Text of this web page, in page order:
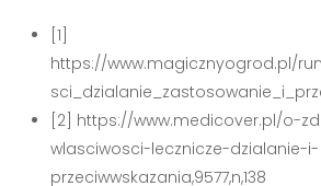
[1]
https://www.magicznyogrod.pl/
[2] https://www.medicover.pl/o-
wlasciwosci-lecznicze-dzialanie-i-
przeciwwskazania,9577,n,138